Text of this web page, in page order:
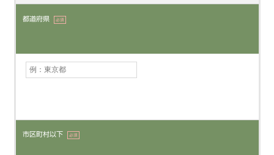
都道府県 必須
市区町村以下 必須